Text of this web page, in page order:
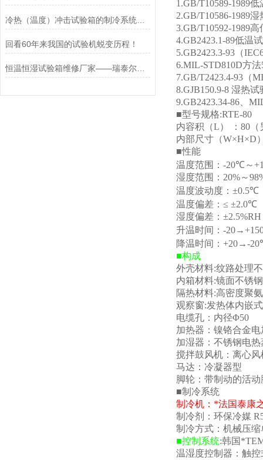
冷热（温度）冲击试验箱的制冷系统是怎样的?
回看60年来我国的试验机蜕变历程！
恒温恒湿试验箱维修厂家——瑞泰尔深耕行业多年，经验丰富
1.GB/T10589-1989低
2.GB/T10586-1989湿
3.GB/T10592-1989高
4.GB2423.1-89低温
5.GB2423.3-93（IEC
6.MIL-STD810D方法
7.GB/T2423.4-93（
8.GJB150.9-8 湿热试
9.GB2423.34-86
■型号规格:RTE-80
内容积 （L） ： 80
内部尺寸 （W×H×D
■性能
温度范围： -20℃～
湿度范围： 20%～
温度波动度： ±0.5℃
温度偏差： ≤ ±2.0℃
湿度偏差： ±2.5%RH
升温时间： -
降温时间： +20→-20
■构成
外壳材料:纹路处理
内箱材料:镜面不锈
隔热材料:高密度聚
观察窗:发热体内嵌
电缆孔：内径Φ50
加热器：镍铬合金电
加湿器：不锈钢电
搅拌鼓风机：离心风
马达：冷凝器型
脚轮：带制动的活动
■制冷系统
制冷机：*法国泰康
制冷剂：环保冷媒
制冷方式：机械压缩
■控制系统:韩国*
温湿度控制器：触